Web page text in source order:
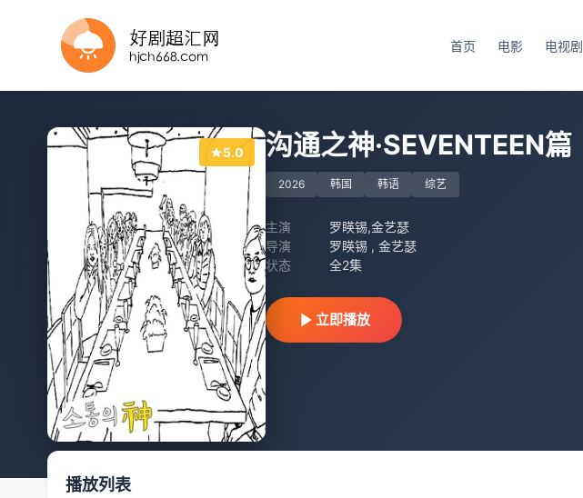
首页 电影 电视剧
5.0 沟通之神·SEVENTEEN篇
2026 韩国 韩语 综艺
主演
罗䁐锡,金艺瑟
导演
罗䁐锡 , 金艺瑟
状态
全2集
立即播放
播放列表
已完结 共14期
20260807第2期
更新至20260808第3期
更新至20260805期
第20260711期